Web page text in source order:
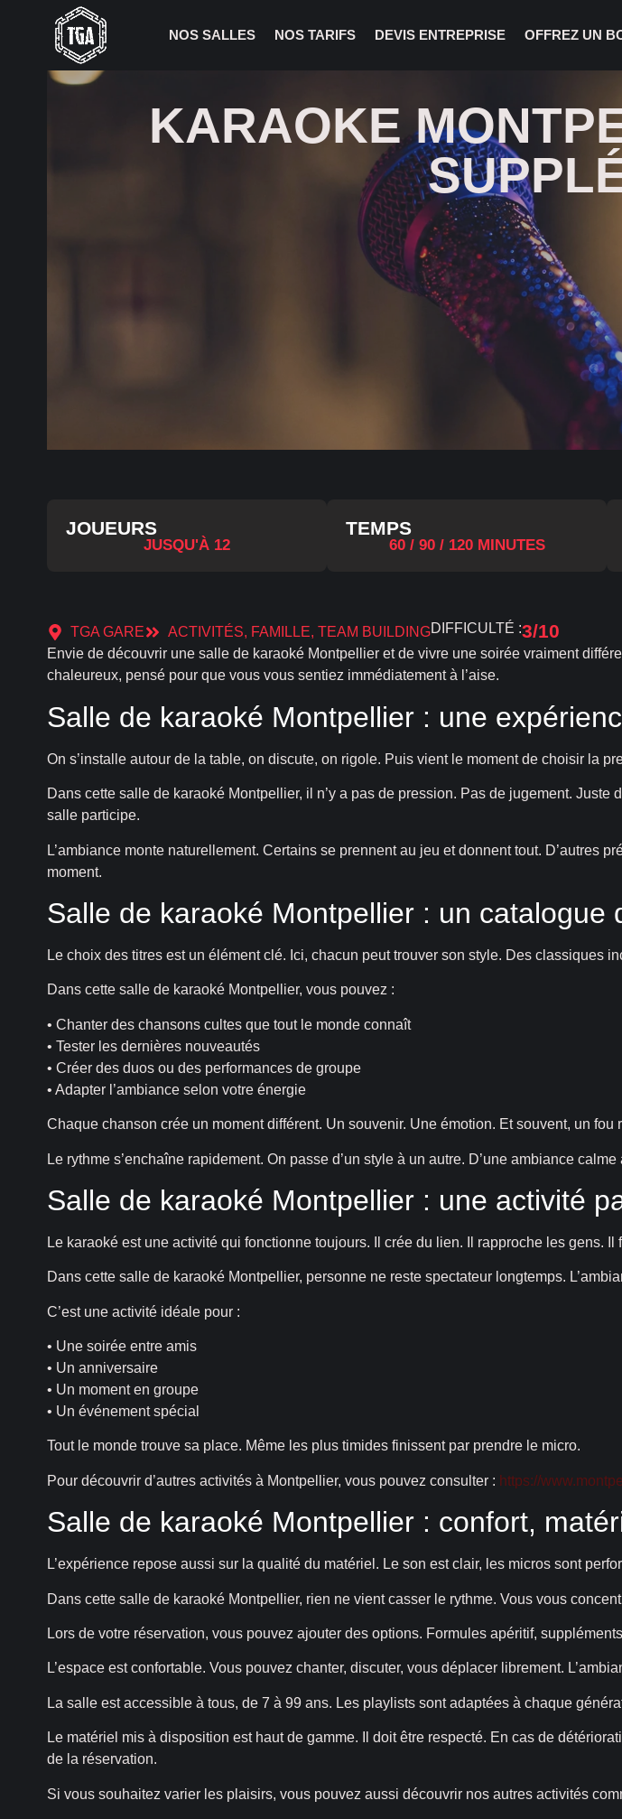
NOS SALLES NOS TARIFS DEVIS ENTREPRISE OFFREZ UN
KARAOKE
JOUEURS
JUSQU'À 12
TEMPS
60 / 90 / 120 MINUTES
TGA GARE ACTIVITÉS, FAMILLE, TEAM BUILDINGDIFFICULTÉ :3/10
Envie de découvrir une salle de karaoké Montpellier et de vivre une soirée vraiment
chaleureux, pensé pour que vous vous sentiez immédiatement à l’aise.
Salle de karaoké Montpellier : une
On s’installe autour de la table, on discute, on rigole. Puis vient le moment de choisir la
Dans cette salle de karaoké Montpellier, il n’y a pas de pression. Pas de jugement.
salle participe.
L’ambiance monte naturellement. Certains se prennent au jeu et donnent tout. D’autres
moment.
Salle de karaoké Montpellier : un catalogue
Le choix des titres est un élément clé. Ici, chacun peut trouver son style. Des classiques
Dans cette salle de karaoké Montpellier, vous pouvez :
• Chanter des chansons cultes que tout le monde connaît
• Tester les dernières nouveautés
• Créer des duos ou des performances de groupe
• Adapter l’ambiance selon votre énergie
Chaque chanson crée un moment différent. Un souvenir. Une émotion. Et souvent, un fou
Le rythme s’enchaîne rapidement. On passe d’un style à un autre. D’une ambiance
Salle de karaoké Montpellier : une activité
Le karaoké est une activité qui fonctionne toujours. Il crée du lien. Il rapproche les gens. Il
Dans cette salle de karaoké Montpellier, personne ne reste spectateur longtemps.
C’est une activité idéale pour :
• Une soirée entre amis
• Un anniversaire
• Un moment en groupe
• Un événement spécial
Tout le monde trouve sa place. Même les plus timides finissent par prendre le micro.
Pour découvrir d’autres activités à Montpellier, vous pouvez consulter : https://
Salle de karaoké Montpellier : confort,
L’expérience repose aussi sur la qualité du matériel. Le son est clair, les micros sont
Dans cette salle de karaoké Montpellier, rien ne vient casser le rythme. Vous vous
Lors de votre réservation, vous pouvez ajouter des options. Formules apéritif,
L’espace est confortable. Vous pouvez chanter, discuter, vous déplacer librement.
La salle est accessible à tous, de 7 à 99 ans. Les playlists sont adaptées à chaque
Le matériel mis à disposition est haut de gamme. Il doit être respecté. En cas de
de la réservation.
Si vous souhaitez varier les plaisirs, vous pouvez aussi découvrir nos autres activités